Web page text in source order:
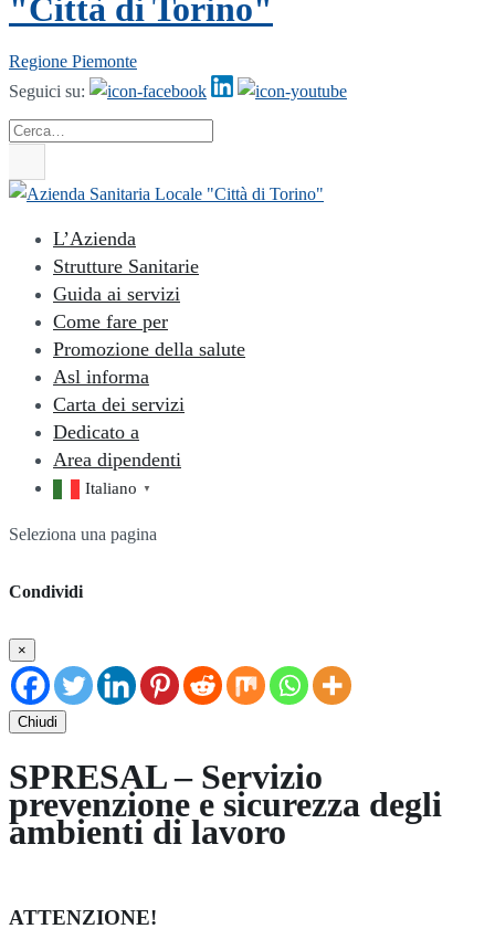
"Città di Torino"
Regione Piemonte
Seguici su:
Cerca
L’Azienda
Strutture Sanitarie
Guida ai servizi
Come fare per
Promozione della salute
Asl informa
Carta dei servizi
Dedicato a
Area dipendenti
Italiano ▼
Seleziona una pagina
Condividi
×
Chiudi
SPRESAL – Servizio
prevenzione e sicurezza degli
ambienti di lavoro
ATTENZIONE!